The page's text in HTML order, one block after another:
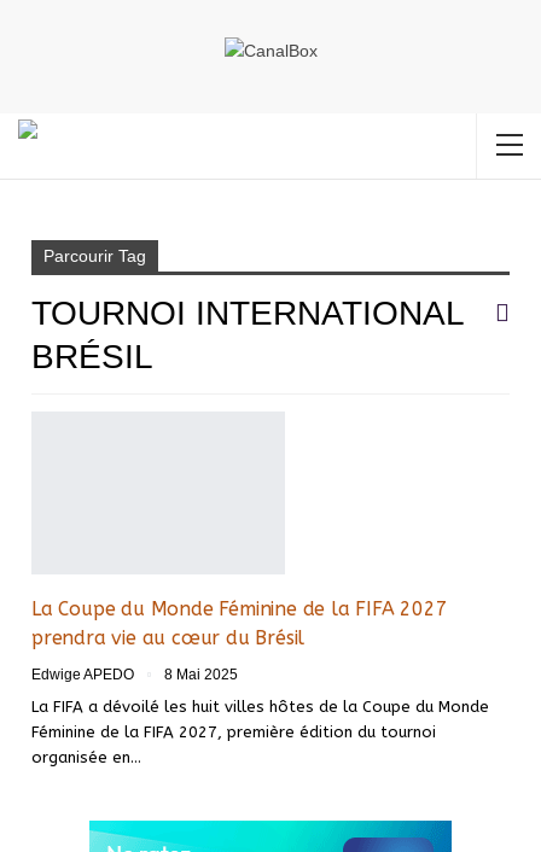
Parcourir Tag
TOURNOI INTERNATIONAL
BRÉSIL
La Coupe du Monde Féminine de la FIFA 2027
prendra vie au cœur du Brésil
Edwige APEDO 8 Mai 2025
La FIFA a dévoilé les huit villes hôtes de la Coupe du Monde
Féminine de la FIFA 2027, première édition du tournoi
organisée en…